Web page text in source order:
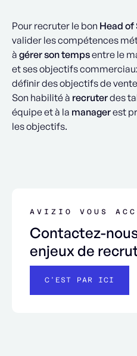
Pour recruter le bon Head of
valider les compétences
à gérer son tempsentre le
et ses objectifs
définir des objectifs de
Son habilité à recruterdes
équipe et à la managerest
les objectifs.
AVIZIO VOUS
Contactez-
enjeux de
C'EST PAR ICI